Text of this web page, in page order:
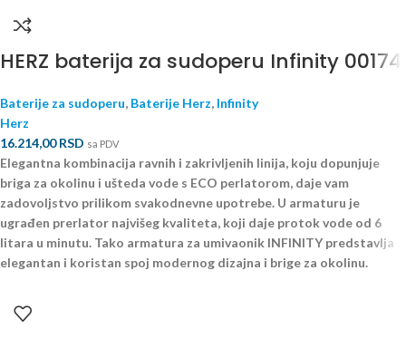
HERZ baterija za sudoperu Infinity 00174
Baterije za sudoperu, Baterije Herz, Infinity
Herz
16.214,00RSD sa PDV
Elegantna kombinacija ravnih i zakrivljenih linija, koju dopunjuje
briga za okolinu i ušteda vode s ECO perlatorom, daje vam
zadovoljstvo prilikom svakodnevne upotrebe. U armaturu je
ugrađen prerlator najvišeg kvaliteta, koji daje protok vode od 6
litara u minutu. Tako armatura za umivaonik INFINITY predstavlja
elegantan i koristan spoj modernog dizajna i brige za okolinu.